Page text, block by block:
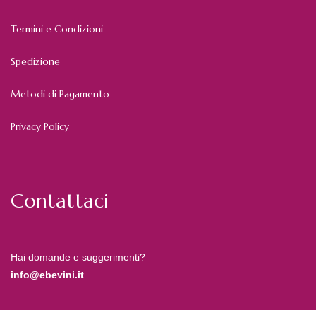
Termini e Condizioni
Spedizione
Metodi di Pagamento
Privacy Policy
Contattaci
Hai domande e suggerimenti?
info@ebevini.it